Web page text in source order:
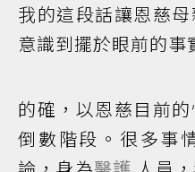
我的這段話讓恩慈
意識到擺於眼前的事
的確，以恩慈目前
倒數階段。很多事